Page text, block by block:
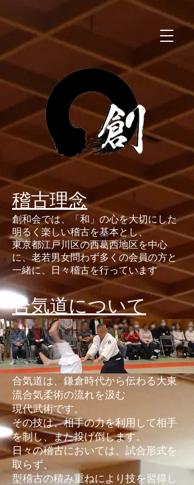
​稽古理念
創和会では、「和」の心を大切にした​
明るく楽しい稽古を基本とし、
​東京都江戸川区の西葛西地区を中心
に、老若男女問わず多くの会員の方と
一緒に、日々稽古を行っています
​合気道について
合気道は、鎌倉時代から伝わる大東
流合気柔術の流れを汲む
現代武術です。
その技は、相手の力を利用して相手
を制し、また投げ倒します。
日々の稽古においては、試合形式を
取らず、
型稽古の積み重ねにより技を習得し